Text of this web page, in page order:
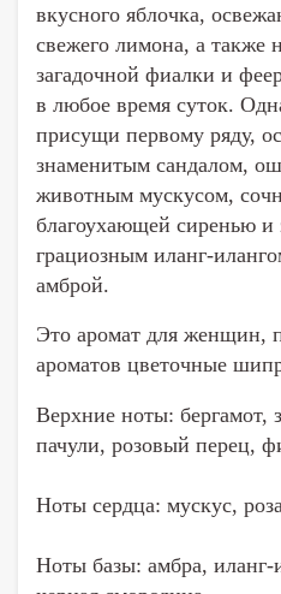
вкусного яблочка,
свежего лимона, а также
загадочной фиалки и
в любое время суток.
присущи первому ряду,
знаменитым сандалом,
животным мускусом,
благоухающей сиренью и
грациозным иланг-
амброй.
Это аромат для женщин,
ароматов цветочные
Верхние ноты: бергамот,
пачули, розовый перец,
Ноты сердца: мускус,
Ноты базы: амбра, иланг-